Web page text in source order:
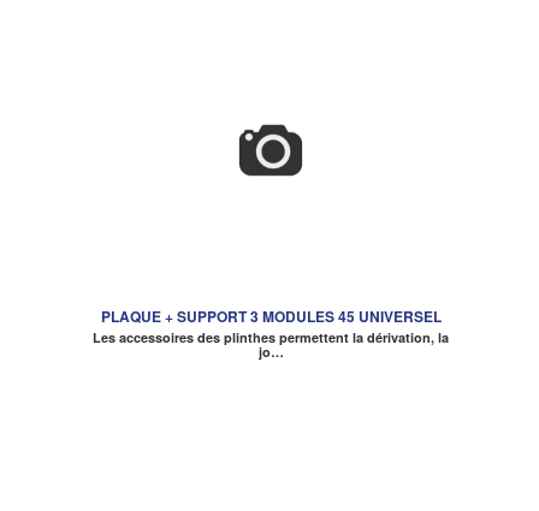
PLAQUE + SUPPORT 3 MODULES 45 UNIVERSEL
Les accessoires des plinthes permettent la dérivation, la
jo…